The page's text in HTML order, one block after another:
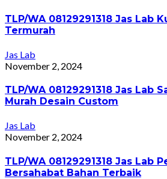
TLP/WA 08129291318 Jas Lab
Termurah
Jas Lab
November 2, 2024
TLP/WA 08129291318 Jas Lab
Murah Desain Custom
Jas Lab
November 2, 2024
TLP/WA 08129291318 Jas Lab
Bersahabat Bahan Terbaik